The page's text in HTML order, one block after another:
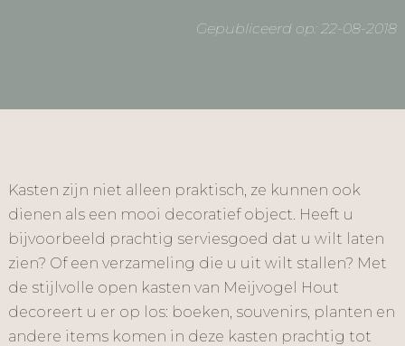
Gepubliceerd op: 22-08-2018
Kasten zijn niet alleen praktisch, ze kunnen ook
dienen als een mooi decoratief object. Heeft u
bijvoorbeeld prachtig serviesgoed dat u wilt laten
zien? Of een verzameling die u uit wilt stallen? Met
de stijlvolle open kasten van Meijvogel Hout
decoreert u er op los: boeken, souvenirs, planten en
andere items komen in deze kasten prachtig tot